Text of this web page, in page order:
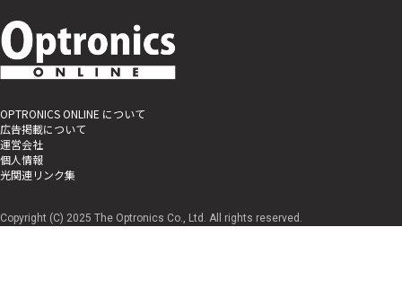
OPTRONICS ONLINE について
広告掲載について
運営会社
個人情報
光関連リンク集
Copyright (C) 2025 The Optronics Co., Ltd. All rights reserved.